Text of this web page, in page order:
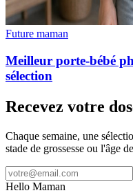
Future maman
Meilleur porte-bébé
sélection
Recevez votre
Chaque semaine, une
stade de grossesse ou l'âge
Hello Maman